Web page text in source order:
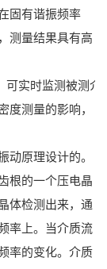
固有谐振频率
测量结果具有高
实时监测被测介
度测量的影响，
动原理设计的。
根的一个压电晶
体检测出来，通
率上。当介质流
率的变化。介质